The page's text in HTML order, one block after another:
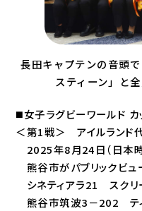
長田キャプテンの音頭
スティーン」と
◼️女子ラグビーワールド
＜第1戦＞ アイルランド
2025年8月24日（日本
熊谷市がパブリックビ
シネティアラ21 スクリ
熊谷市筑波3－202 ティ